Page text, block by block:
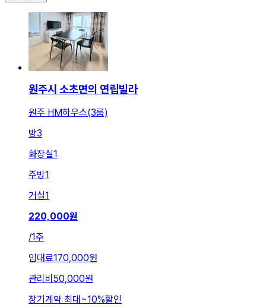
원주시 소초면의 연립빌라
원주 HM하우스(3룸)
방3
화장실1
주방1
거실1
220,000원
/1주
임대료170,000원
관리비 50,000원
장기계약 최대 ~10%할인